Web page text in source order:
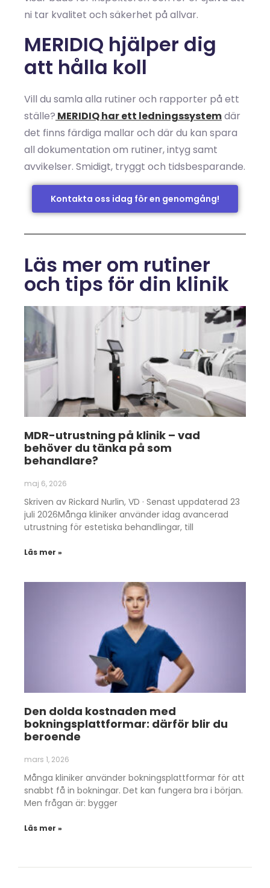
ni tar kvalitet och säkerhet på allvar.
MERIDIQ hjälper dig
att hålla koll
Vill du samla alla rutiner och rapporter på ett
ställe? MERIDIQ har ett ledningssystemdär
det finns färdiga mallar och där du kan spara
all dokumentation om rutiner, intyg samt
avvikelser. Smidigt, tryggt och tidsbesparande.
Kontakta oss idag för en genomgång!
Läs mer om rutiner
och tips för din klinik
MDR-utrustning på klinik – vad
behöver du tänka på som
behandlare?
maj 6, 2026
Skriven av Rickard Nurlin, VD · Senast uppdaterad 23
juli 2026Många kliniker använder idag avancerad
utrustning för estetiska behandlingar, till
Läs mer »
Den dolda kostnaden med
bokningsplattformar: därför blir du
beroende
mars 1, 2026
Många kliniker använder bokningsplattformar för att
snabbt få in bokningar. Det kan fungera bra i början.
Men frågan är: bygger
Läs mer »